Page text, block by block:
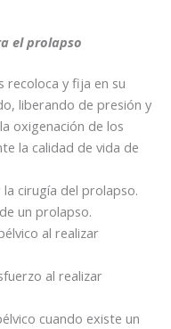
el prolapso
recoloca y fija en su
liberando de presión y
oxigenación de los
la calidad de vida de
la cirugía del prolapso.
un prolapso.
al realizar
al realizar
cuando existe un